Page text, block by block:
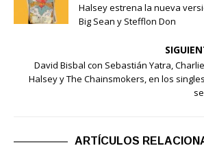
Halsey estrena la nueva
Big Sean y Stefflon Don
David Bisbal con Sebastián Yatra,
Halsey y The Chainsmokers, en los
ARTÍCULOS